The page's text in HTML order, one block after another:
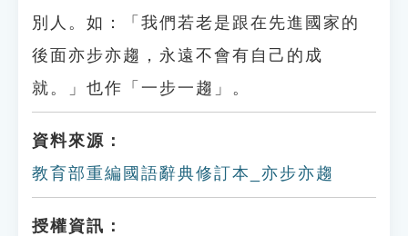
別人。如：「我們若老是跟在先進國家的
後面亦步亦趨，永遠不會有自己的成
就。」也作「一步一趨」。
資料來源：
教育部重編國語辭典修訂本_亦步亦趨
授權資訊：